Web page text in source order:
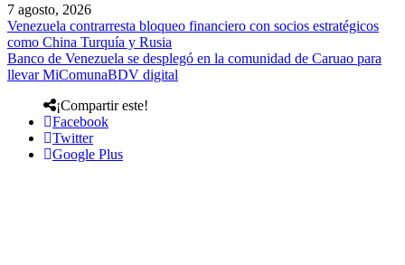
7 agosto, 2026
Venezuela contrarresta bloqueo financiero con socios estratégicos
como China Turquía y Rusia
Banco de Venezuela se desplegó en la comunidad de Caruao para
llevar MiComunaBDV digital
¡Compartir este!
Facebook
Twitter
Google Plus